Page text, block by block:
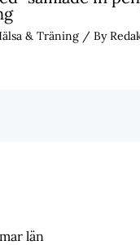
& Träning/ By
län